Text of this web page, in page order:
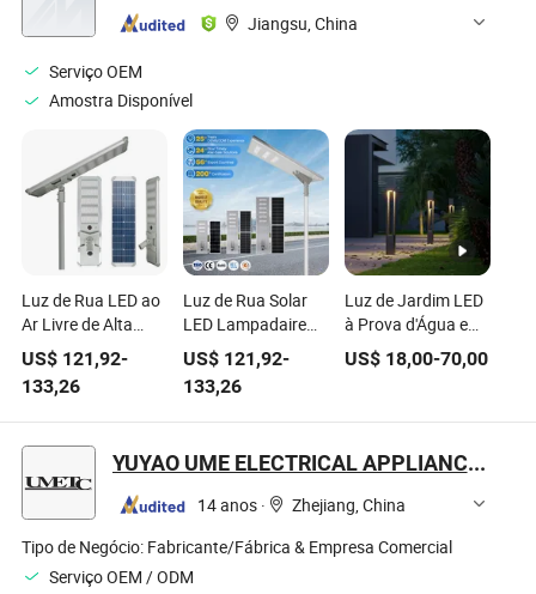
Jiangsu, China
Serviço OEM
Amostra Disponível
Luz de Rua LED ao
Ar Livre de Alta
Qualidade à Prova
d'Água Luz Solar
Integrada para
Muro, Inundação,
Jardim e Estrada
US$ 121,92-
133,26
Luz de Rua Solar
LED Lampadaire
Solar com Sensor
de Radar Produtos
de Iluminação 60W
80W 120W
para Jardim ao Ar
Livre para Estradas
US$ 121,92-
133,26
Luz de Jardim LED
à Prova d'Água em
Alumínio, Luz de
Bollard Moderna
ao Ar Livre, Luz de
Lampadaire Solar
US$ 18,00-70,00
YUYAO UME ELECTRICAL APPLIANCE CO., LTD.
14 anos ·
Zhejiang, China
Tipo de Negócio: Fabricante/Fábrica & Empresa Comercial
Serviço OEM / ODM